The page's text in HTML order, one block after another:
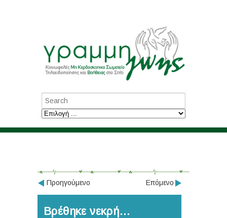
Προηγούμενο Επόμενο
Βρέθηκε νεκρή…